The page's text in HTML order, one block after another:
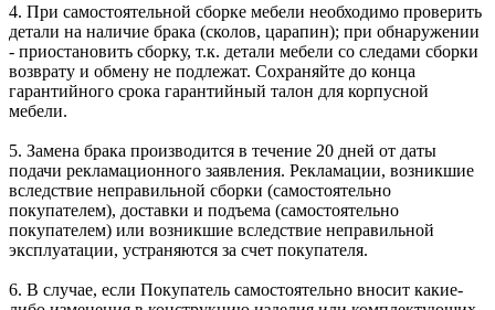
4. При самостоятельной сборке мебели необходимо проверить
детали на наличие брака (сколов, царапин); при обнаружении
- приостановить сборку, т.к. детали мебели со следами сборки
возврату и обмену не подлежат. Сохраняйте до конца
гарантийного срока гарантийный талон для корпусной
мебели.
5. Замена брака производится в течение 20 дней от даты
подачи рекламационного заявления. Рекламации, возникшие
вследствие неправильной сборки (самостоятельно
покупателем), доставки и подъема (самостоятельно
покупателем) или возникшие вследствие неправильной
эксплуатации, устраняются за счет покупателя.
6. В случае, если Покупатель самостоятельно вносит какие-